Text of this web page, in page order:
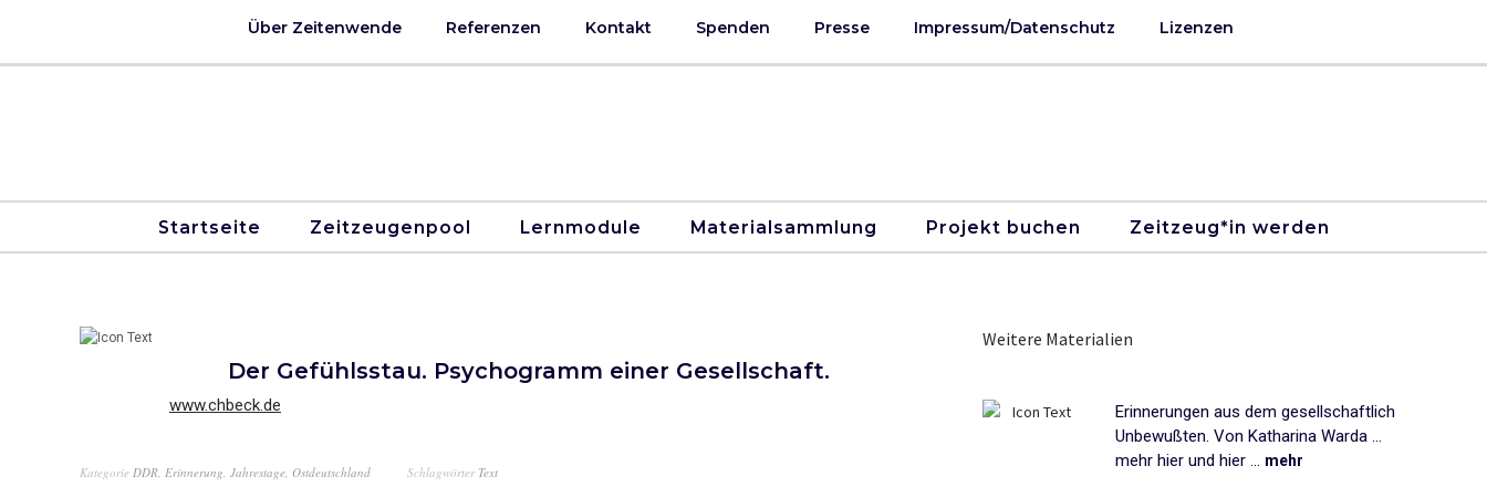
Über Zeitenwende Referenzen Kontakt Spenden Presse Impressum/Datenschutz Lizenzen
Startseite Zeitzeugenpool Lernmodule Materialsammlung Projekt buchen Zeitzeug*in werden
Der Gefühlsstau. Psychogramm einer Gesellschaft.
www.chbeck.de
Kategorie DDR, Erinnerung, Jahrestage, Ostdeutschland Schlagwörter Text
Weitere Materialien
Erinnerungen aus dem gesellschaftlich
Unbewußten. Von Katharina Warda ...
mehr hier und hier ... mehr